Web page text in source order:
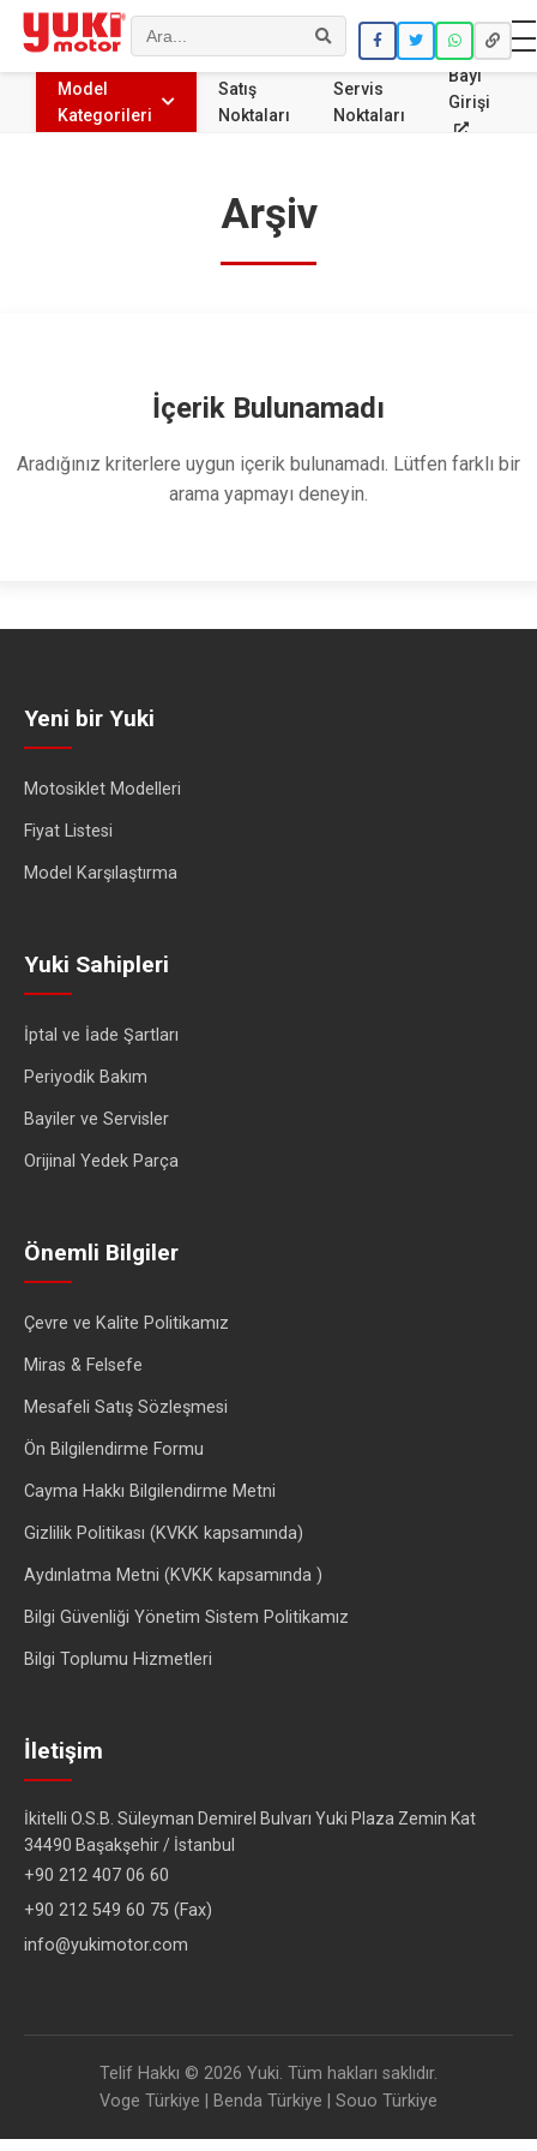
Ara
Model
Kategorileri
Satış
Noktaları
Servis
Noktaları
Bayi
Girişi
Arşiv
İçerik Bulunamadı
Aradığınız kriterlere uygun içerik bulunamadı. Lütfen farklı bir
arama yapmayı deneyin.
Yeni bir Yuki
Motosiklet Modelleri
Fiyat Listesi
Model Karşılaştırma
Yuki Sahipleri
İptal ve İade Şartları
Periyodik Bakım
Bayiler ve Servisler
Orijinal Yedek Parça
Önemli Bilgiler
Çevre ve Kalite Politikamız
Miras & Felsefe
Mesafeli Satış Sözleşmesi
Ön Bilgilendirme Formu
Cayma Hakkı Bilgilendirme Metni
Gizlilik Politikası (KVKK kapsamında)
Aydınlatma Metni (KVKK kapsamında )
Bilgi Güvenliği Yönetim Sistem Politikamız
Bilgi Toplumu Hizmetleri
İletişim
İkitelli O.S.B. Süleyman Demirel Bulvarı Yuki Plaza Zemin Kat
34490 Başakşehir / İstanbul
+90 212 407 06 60
+90 212 549 60 75 (Fax)
info@yukimotor.com
Telif Hakkı © 2026 Yuki. Tüm hakları saklıdır.
Voge Türkiye
Benda Türkiye Souo Türkiye